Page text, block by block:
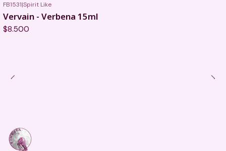
FB1531|Spirit Like
Vervain - Verbena 15ml
$8.500